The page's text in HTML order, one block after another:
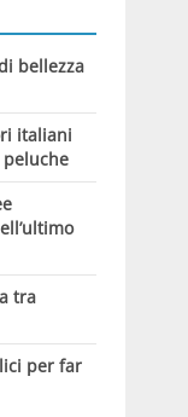
bellezza
italiani
tra
per far